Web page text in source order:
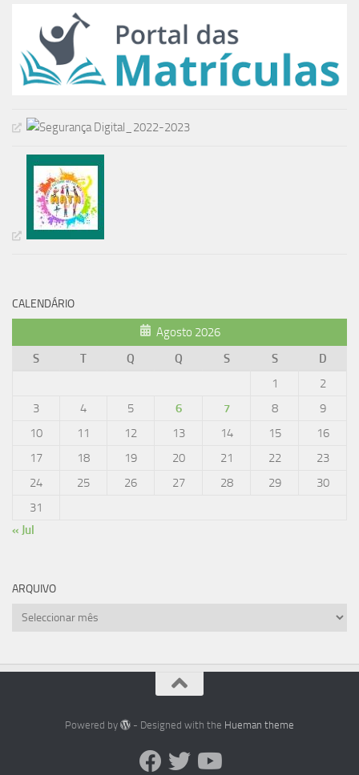
CALENDÁRIO
Agosto 2026
S
T Q Q S S
D
1
2
3
4 5 6 7 8
9
10
11 12 13 14 15
16
17
18 19 20 21 22
23
24
25 26 27 28 29
30
31
« Jul
ARQUIVO
Arquivo
Powered by - Designed with the Hueman theme